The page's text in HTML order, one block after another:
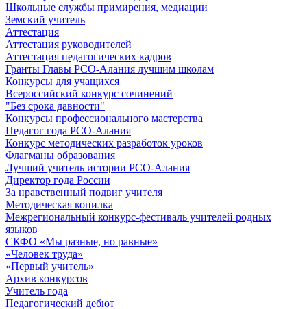
Школьные службы примирения, медиации
Земский учитель
Аттестация
Аттестация руководителей
Аттестация педагогических кадров
Гранты Главы РСО-Алания лучшим школам
Конкурсы для учащихся
Всероссийский конкурс сочинений
"Без срока давности"
Конкурсы профессионального мастерства
Педагог года РСО-Алания
Конкурс методических разработок уроков
Флагманы образования
Лучший учитель истории РСО-Алания
Директор года России
За нравственный подвиг учителя
Методическая копилка
Межрегиональный конкурс-фестиваль учителей родных
языков
СКФО «Мы разные, но равные»
«Человек труда»
«Первый учитель»
Архив конкурсов
Учитель года
Педагогический дебют